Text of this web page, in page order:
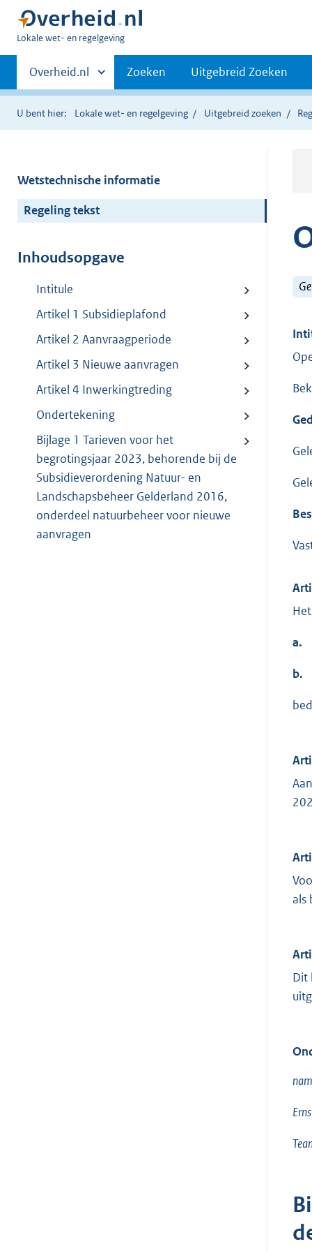
U
hier:
Lokale wet- en regelgeving
Primaire
navigatie
Andere
sites
binnen
Overheid.nl Zoeken Uitgebreid Zoeken
U bent hier: Lokale wet- en regelgeving Uitgebreid zoeken
Wetstechnische informatie
Regeling tekst
Inhoudsopgave
Intitule
Artikel 1 Subsidieplafond
Artikel 2 Aanvraagperiode
Artikel 3 Nieuwe aanvragen
Artikel 4 Inwerkingtreding
Ondertekening
Bijlage 1 Tarieven voor het
begrotingsjaar 2023, behorende bij de
Subsidieverordening Natuur- en
Landschapsbeheer Gelderland 2016,
onderdeel natuurbeheer voor nieuwe
aanvragen
a.
b.
als
Dit